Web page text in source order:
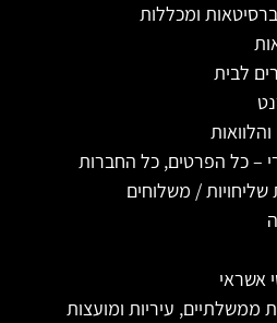
ומכללות
לבית
– כל הפרטים, כל החברות
/ משלוחים
אשראי
ממשלתיים, עיריות ומועצות